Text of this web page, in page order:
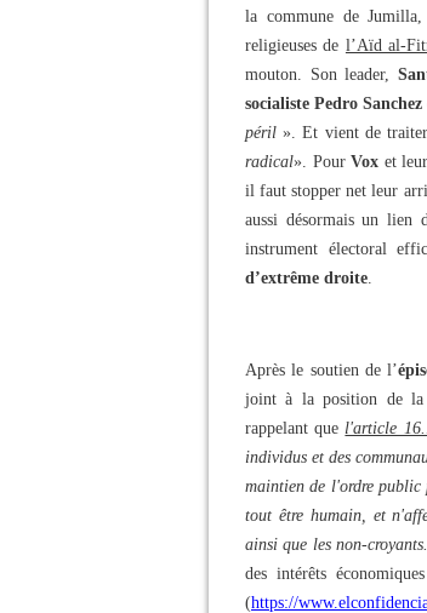
la commune de
religieuses de l’Aïd al-
mouton. Son leader,
socialiste Pedro Sanchez
péril». Et vient de
radical». PourVox et
il faut stopper net leur
aussi désormais un lien
instrument électoral
d’extrême droite.
Après le soutien de l’
joint à la position de la
rappelant quel'article
individus et des
maintien de l'ordre
tout être humain, et
ainsi que les non-
des intérêts
(https://